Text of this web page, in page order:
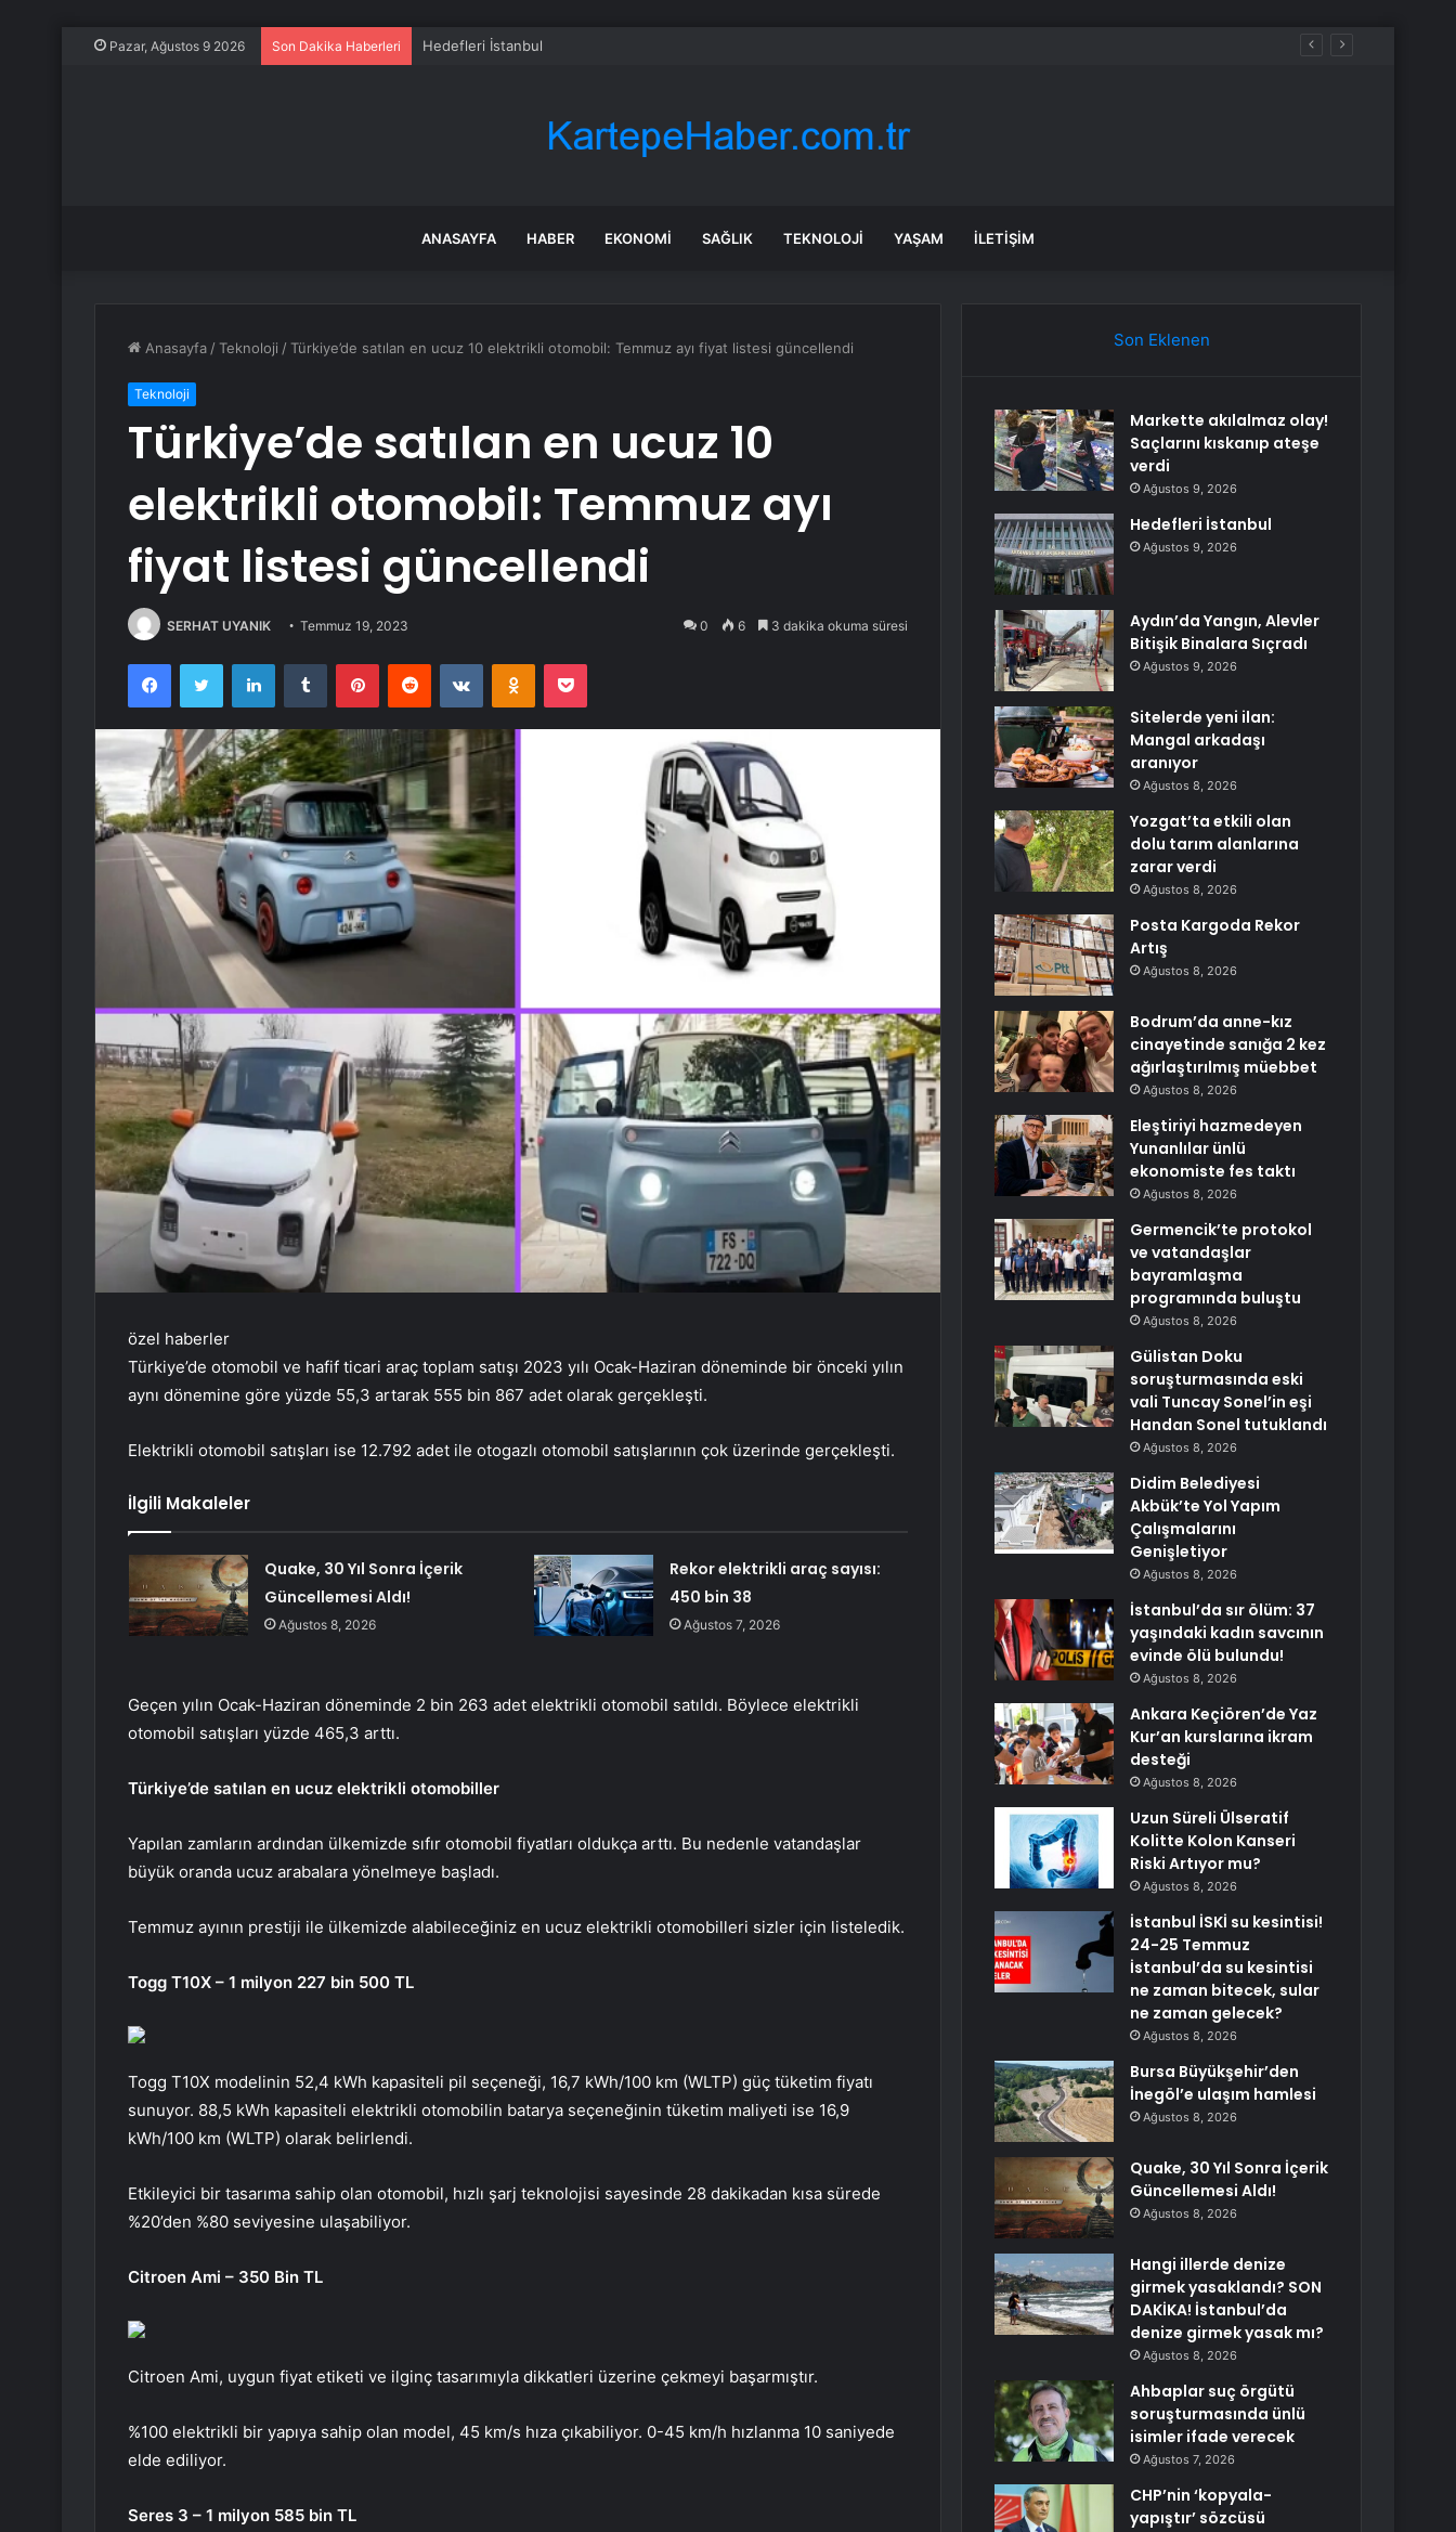
Pazar, Ağustos 9 2026 Son Dakika Haberleri Hedefleri İstanbul
ANASAYFA HABER EKONOMI SAĞLIK TEKNOLOJI YAŞAM İLETIŞIM
Anasayfa /Teknoloji /Türkiye’de satılan en ucuz 10 elektrikli otomobil: Temmuz ayı fiyat listesi güncellendi
Teknoloji
Türkiye’de satılan en ucuz 10
elektrikli otomobil: Temmuz ayı
fiyat listesi güncellendi
SERHAT UYANIK Temmuz 19, 2023 0 6 3 dakika okuma süresi
FacebookTwitter LinkedInTumblr PinterestReddit VKontakteOdnoklassniki
Pocket
özel haberler
Türkiye’de otomobil ve hafif ticari araç toplam satışı 2023 yılı Ocak-Haziran döneminde bir önceki yılın
aynı dönemine göre yüzde 55,3 artarak 555 bin 867 adet olarak gerçekleşti.
Elektrikli otomobil satışları ise 12.792 adet ile otogazlı otomobil satışlarının çok üzerinde gerçekleşti.
İlgili Makaleler
Quake, 30 Yıl Sonra İçerik
Güncellemesi Aldı!
Ağustos 8, 2026
Rekor elektrikli araç sayısı:
450 bin 38
Ağustos 7, 2026
Geçen yılın Ocak-Haziran döneminde 2 bin 263 adet elektrikli otomobil satıldı. Böylece elektrikli
otomobil satışları yüzde 465,3 arttı.
Türkiye’de satılan en ucuz elektrikli otomobiller
Yapılan zamların ardından ülkemizde sıfır otomobil fiyatları oldukça arttı. Bu nedenle vatandaşlar
büyük oranda ucuz arabalara yönelmeye başladı.
Temmuz ayının prestiji ile ülkemizde alabileceğiniz en ucuz elektrikli otomobilleri sizler için listeledik.
Togg T10X – 1 milyon 227 bin 500 TL
Togg T10X modelinin 52,4 kWh kapasiteli pil seçeneği, 16,7 kWh/100 km (WLTP) güç tüketim fiyatı
sunuyor. 88,5 kWh kapasiteli elektrikli otomobilin batarya seçeneğinin tüketim maliyeti ise 16,9
kWh/100 km (WLTP) olarak belirlendi.
Etkileyici bir tasarıma sahip olan otomobil, hızlı şarj teknolojisi sayesinde 28 dakikadan kısa sürede
%20’den %80 seviyesine ulaşabiliyor.
Citroen Ami – 350 Bin TL
Citroen Ami, uygun fiyat etiketi ve ilginç tasarımıyla dikkatleri üzerine çekmeyi başarmıştır.
%100 elektrikli bir yapıya sahip olan model, 45 km/s hıza çıkabiliyor. 0-45 km/h hızlanma 10 saniyede
elde ediliyor.
Seres 3 – 1 milyon 585 bin TL
Son Eklenen
Markette akılalmaz olay!
Saçlarını kıskanıp ateşe
verdi
Ağustos 9, 2026
Hedefleri İstanbul
Ağustos 9, 2026
Aydın’da Yangın, Alevler
Bitişik Binalara Sıçradı
Ağustos 9, 2026
Sitelerde yeni ilan:
Mangal arkadaşı
aranıyor
Ağustos 8, 2026
Yozgat’ta etkili olan
dolu tarım alanlarına
zarar verdi
Ağustos 8, 2026
Posta Kargoda Rekor
Artış
Ağustos 8, 2026
Bodrum’da anne-kız
cinayetinde sanığa 2 kez
ağırlaştırılmış müebbet
Ağustos 8, 2026
Eleştiriyi hazmedeyen
Yunanlılar ünlü
ekonomiste fes taktı
Ağustos 8, 2026
Germencik’te protokol
ve vatandaşlar
bayramlaşma
programında buluştu
Ağustos 8, 2026
Gülistan Doku
soruşturmasında eski
vali Tuncay Sonel’in eşi
Handan Sonel tutuklandı
Ağustos 8, 2026
Didim Belediyesi
Akbük’te Yol Yapım
Çalışmalarını
Genişletiyor
Ağustos 8, 2026
İstanbul’da sır ölüm: 37
yaşındaki kadın savcının
evinde ölü bulundu!
Ağustos 8, 2026
Ankara Keçiören’de Yaz
Kur’an kurslarına ikram
desteği
Ağustos 8, 2026
Uzun Süreli Ülseratif
Kolitte Kolon Kanseri
Riski Artıyor mu?
Ağustos 8, 2026
İstanbul İSKİ su kesintisi!
24-25 Temmuz
İstanbul’da su kesintisi
ne zaman bitecek, sular
ne zaman gelecek?
Ağustos 8, 2026
Bursa Büyükşehir’den
İnegöl’e ulaşım hamlesi
Ağustos 8, 2026
Quake, 30 Yıl Sonra İçerik
Güncellemesi Aldı!
Ağustos 8, 2026
Hangi illerde denize
girmek yasaklandı? SON
DAKİKA! İstanbul’da
denize girmek yasak mı?
Ağustos 8, 2026
Ahbaplar suç örgütü
soruşturmasında ünlü
isimler ifade verecek
Ağustos 7, 2026
CHP’nin ‘kopyala-
yapıştır’ sözcüsü